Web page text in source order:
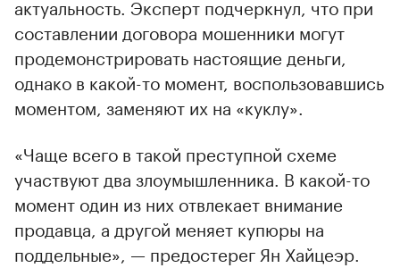
актуальность. Эксперт подчеркнул, что при
составлении договора мошенники могут
продемонстрировать настоящие деньги,
однако в какой-то момент, воспользовавшись
моментом, заменяют их на «куклу».
«Чаще всего в такой преступной схеме
участвуют два злоумышленника. В какой-то
момент один из них отвлекает внимание
продавца, а другой меняет купюры на
поддельные», — предостерег Ян Хайцеэр.